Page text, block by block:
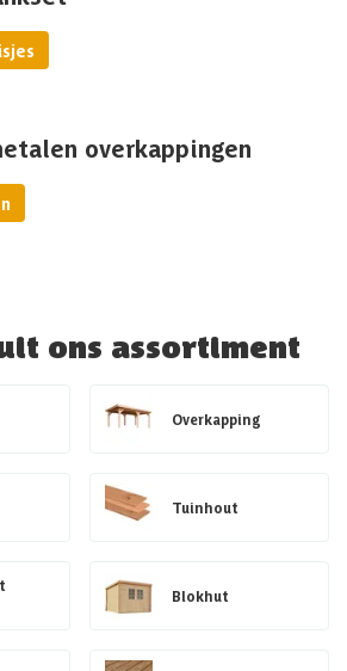
overkappingen
ons assortiment
Overkapping
Tuinhout
Blokhut